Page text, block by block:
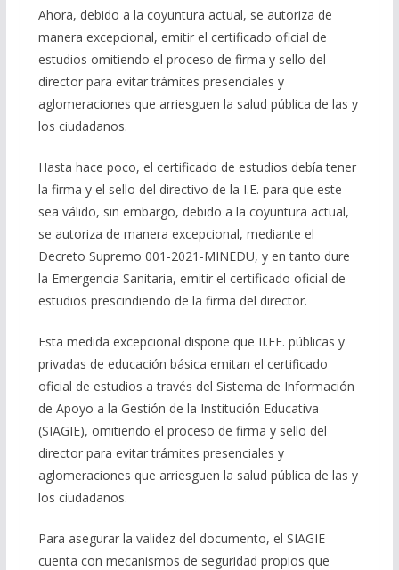
Ahora, debido a la coyuntura actual, se autoriza de
manera excepcional, emitir el certificado oficial de
estudios omitiendo el proceso de firma y sello del
director para evitar trámites presenciales y
aglomeraciones que arriesguen la salud pública de las y
los ciudadanos.
Hasta hace poco, el certificado de estudios debía tener
la firma y el sello del directivo de la I.E. para que este
sea válido, sin embargo, debido a la coyuntura actual,
se autoriza de manera excepcional, mediante el
Decreto Supremo 001-2021-MINEDU, y en tanto dure
la Emergencia Sanitaria, emitir el certificado oficial de
estudios prescindiendo de la firma del director.
Esta medida excepcional dispone que II.EE. públicas y
privadas de educación básica emitan el certificado
oficial de estudios a través del Sistema de Información
de Apoyo a la Gestión de la Institución Educativa
(SIAGIE), omitiendo el proceso de firma y sello del
director para evitar trámites presenciales y
aglomeraciones que arriesguen la salud pública de las y
los ciudadanos.
Para asegurar la validez del documento, el SIAGIE
cuenta con mecanismos de seguridad propios que